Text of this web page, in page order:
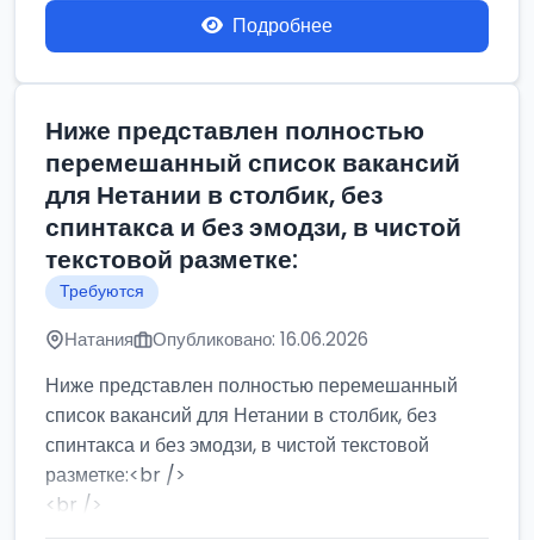
Подробнее
Ниже представлен полностью
перемешанный список вакансий
для Нетании в столбик, без
спинтакса и без эмодзи, в чистой
текстовой разметке:
Требуются
Натания Опубликовано: 16.06.2026
Ниже представлен полностью перемешанный
список вакансий для Нетании в столбик, без
спинтакса и без эмодзи, в чистой текстовой
разметке:<br />
<br />